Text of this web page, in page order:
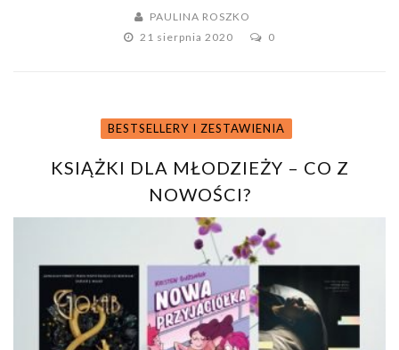
PAULINA ROSZKO
21 sierpnia 2020
0
BESTSELLERY I ZESTAWIENIA
KSIĄŻKI DLA MŁODZIEŻY – CO Z
NOWOŚCI?